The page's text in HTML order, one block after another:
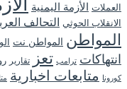
العملات الأزمة اليمنية
الانقلاب الحوثي التحالف
المواطن المواطن نت
انتهاكات ترامب تعز تقارير
كورونا متابعات اخبارية